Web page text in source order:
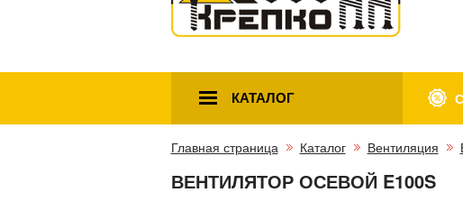
КАТАЛОГ
Главная страница Каталог Вентиляция
ВЕНТИЛЯТОР ОСЕВОЙ E100S